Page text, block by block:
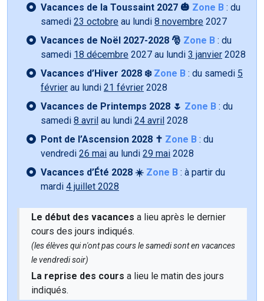
Vacances de la Toussaint 2027 🎃 Zone B : du
samedi 23 octobre au lundi 8 novembre 2027
Vacances de Noël 2027-2028 🎅 Zone B : du
samedi 18 décembre 2027 au lundi 3 janvier 2028
Vacances d’Hiver 2028 ❄️ Zone B : du samedi 5
février au lundi 21 février 2028
Vacances de Printemps 2028 🌷 Zone B : du
samedi 8 avril au lundi 24 avril 2028
Pont de l’Ascension 2028 ✝️ Zone B : du
vendredi 26 mai au lundi 29 mai 2028
Vacances d’Été 2028 ☀️ Zone B : à partir du
mardi 4 juillet 2028
Le début des vacances a lieu après le dernier
cours des jours indiqués.
(les élèves qui n'ont pas cours le samedi sont en vacances
le vendredi soir)
La reprise des cours a lieu le matin des jours
indiqués.